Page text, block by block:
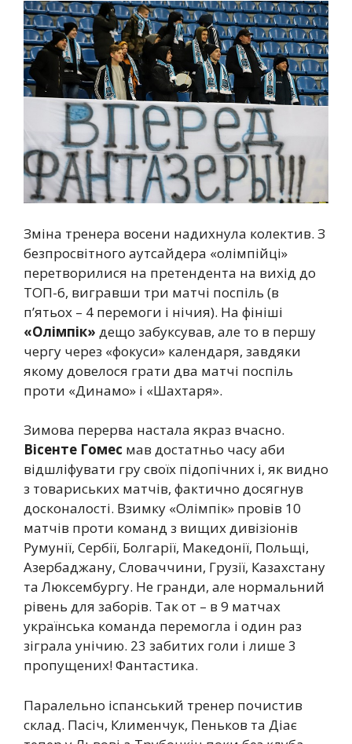
Зміна тренера восени надихнула колектив. З
безпросвітного аутсайдера «олімпійці»
перетворилися на претендента на вихід до
ТОП-6, вигравши три матчі поспіль (в
п’ятьох – 4 перемоги і нічия). На фініші
«Олімпік» дещо забуксував, але то в першу
чергу через «фокуси» календаря, завдяки
якому довелося грати два матчі поспіль
проти «Динамо» і «Шахтаря».
Зимова перерва настала якраз вчасно.
Вісенте Гомес мав достатньо часу аби
відшліфувати гру своїх підопічних і, як видно
з товариських матчів, фактично досягнув
досконалості. Взимку «Олімпік» провів 10
матчів проти команд з вищих дивізіонів
Румунії, Сербії, Болгарії, Македонії, Польщі,
Азербаджану, Словаччини, Грузії, Казахстану
та Люксембургу. Не гранди, але нормальний
рівень для заборів. Так от – в 9 матчах
українська команда перемогла і один раз
зіграла унічию. 23 забитих голи і лише 3
пропущених! Фантастика.
Паралельно іспанський тренер почистив
склад. Пасіч, Клименчук, Пеньков та Діає